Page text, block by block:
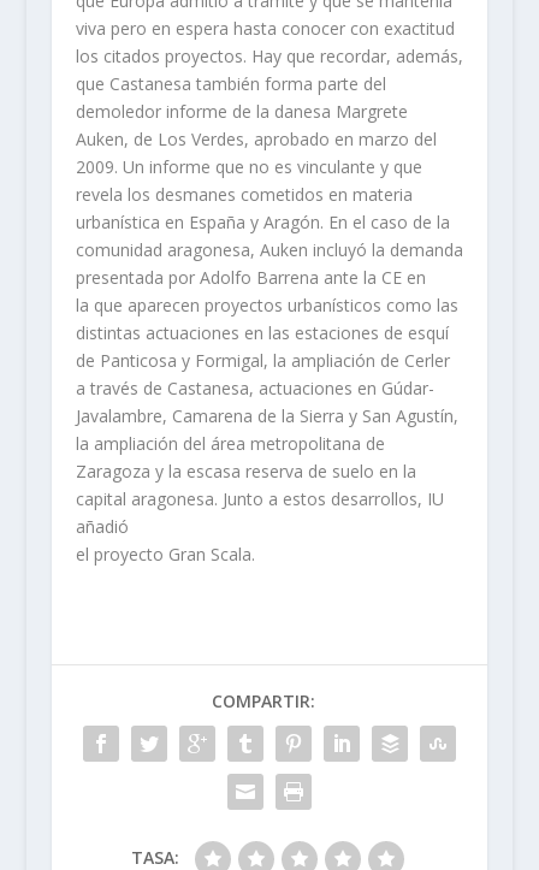
viva pero en espera hasta conocer con exactitud
los citados proyectos. Hay que recordar, además,
que Castanesa también forma parte del
demoledor informe de la danesa Margrete
Auken, de Los Verdes, aprobado en marzo del
2009. Un informe que no es vinculante y que
revela los desmanes cometidos en materia
urbanística en España y Aragón. En el caso de la
comunidad aragonesa, Auken incluyó la demanda
presentada por Adolfo Barrena ante la CE en
la que aparecen proyectos urbanísticos como las
distintas actuaciones en las estaciones de esquí
de Panticosa y Formigal, la ampliación de Cerler
a través de Castanesa, actuaciones en Gúdar-
Javalambre, Camarena de la Sierra y San Agustín,
la ampliación del área metropolitana de
Zaragoza y la escasa reserva de suelo en la
capital aragonesa. Junto a estos desarrollos, IU
añadió
el proyecto Gran Scala.
COMPARTIR:
TASA: